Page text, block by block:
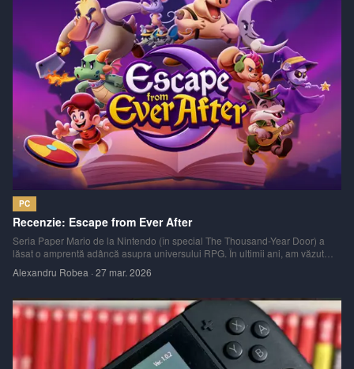
PC
Recenzie: Escape from Ever After
Seria Paper Mario de la Nintendo (în special The Thousand-Year Door) a
lăsat o amprentă adâncă asupra universului RPG. În ultimii ani, am văzut
Ghost sau Bug Fables: The Everlasting Sapling. Cel mai nou joc de acest tip
Alexandru Robea · 27 mar. 2026